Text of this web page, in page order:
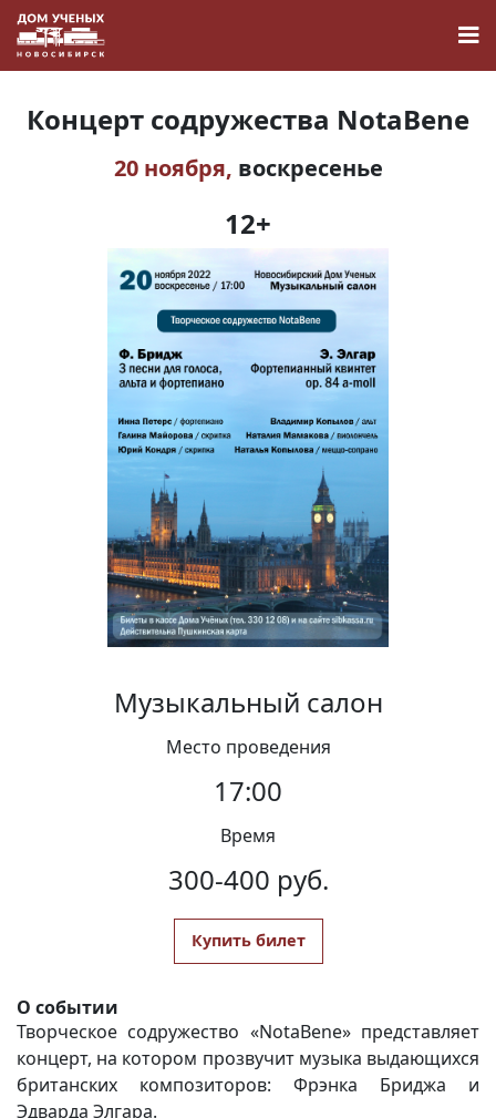
Наука
О Доме учёных
Виртуальный тур
Контакты
Вакансии
Концерт содружества NotaBene
20 ноября, воскресенье
12+
Музыкальный салон
Место проведения
17:00
Время
300-400 руб.
Купить билет
О событии
Творческое содружество «NotaBene» представляет
концерт, на котором прозвучит музыка выдающихся
британских композиторов: Фрэнка Бриджа и
Эдварда Элгара.